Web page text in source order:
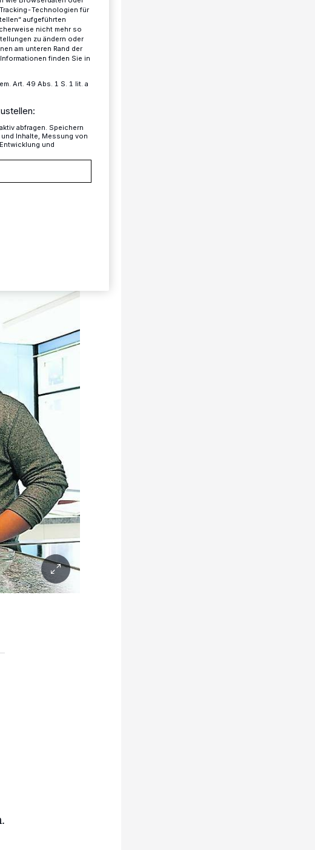
Technologien für
aufgeführten
nicht mehr so
zu ändern oder
am unteren Rand der
finden Sie in
Art. 49 Abs. 1 S. 1 lit. a
abfragen. Speichern
Inhalte, Messung von
und